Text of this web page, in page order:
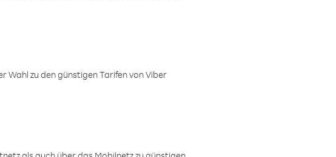
Wahl zu den günstigen Tarifen von Viber